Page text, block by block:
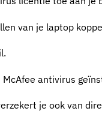
van je laptop
antivirus
je ook van